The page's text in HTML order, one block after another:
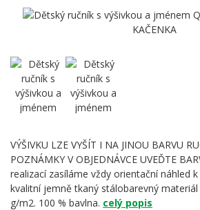
VÝŠIVKU LZE VYŠÍT I NA JINOU BARVU
POZNÁMKY V OBJEDNÁVCE UVEĎTE
realizací zasíláme vždy orientační náhled
kvalitní jemně tkaný stálobarevný
g/m2. 100 % bavlna. celý popis